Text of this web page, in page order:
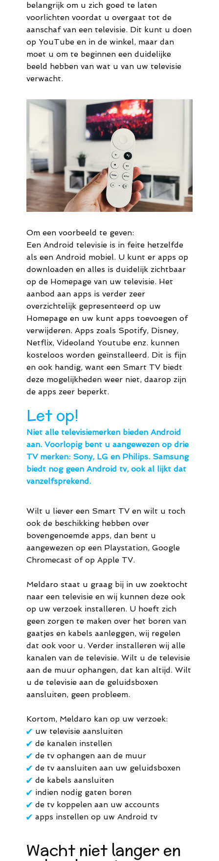
belangrijk om u zich goed te laten
voorlichten voordat u overgaat tot de
aanschaf van een televisie. Dit kunt u doen
op YouTube en in de winkel, maar dan
moet u om te beginnen een duidelijke
beeld hebben van wat u van uw televisie
verwacht.
Om een voorbeeld te geven:
Een Android televisie is in feite hetzelfde
als een Android mobiel. U kunt er apps op
downloaden en alles is duidelijk zichtbaar
op de Homepage van uw televisie. Het
aanbod aan apps is verder zeer
overzichtelijk gepresenteerd op uw
Homepage en uw kunt apps toevoegen of
verwijderen. Apps zoals Spotify, Disney,
Netflix, Videoland Youtube enz. kunnen
kosteloos worden geïnstalleerd. Dit is fijn
en ook handig, want een Smart TV biedt
deze mogelijkheden weer niet, daarop zijn
de apps zeer beperkt.
Let op!
Niet alle televisiemerken bieden Android
aan. Voorlopig bent u aangewezen op drie
TV merken: Sony, LG en Philips. Samsung
biedt nog geen Android tv, ook al lijkt dat
vanzelfsprekend.
Wilt u liever een Smart TV en wilt u toch
ook de beschikking hebben over
bovengenoemde apps, dan bent u
aangewezen op een Playstation, Google
Chromecast of op Apple TV.
Meldaro staat u graag bij in uw zoektocht
naar een televisie en wij kunnen deze ook
op uw verzoek installeren. U hoeft zich
geen zorgen te maken over het boren van
gaatjes en kabels aanleggen, wij regelen
dat ook voor u. Verder installeren wij alle
kanalen van de televisie. Wilt u de televisie
aan de muur ophangen, dat kan altijd. Wilt
u de televisie aan de geluidsboxen
aansluiten, geen probleem.
Kortom, Meldaro kan op uw verzoek:
✔ uw televisie aansluiten
✔ de kanalen instellen
✔ de tv ophangen aan de muur
✔ de tv aansluiten aan uw geluidsboxen
✔ de kabels aansluiten
✔ indien nodig gaten boren
✔ de tv koppelen aan uw accounts
✔ apps instellen op uw Android tv
Wacht niet langer en